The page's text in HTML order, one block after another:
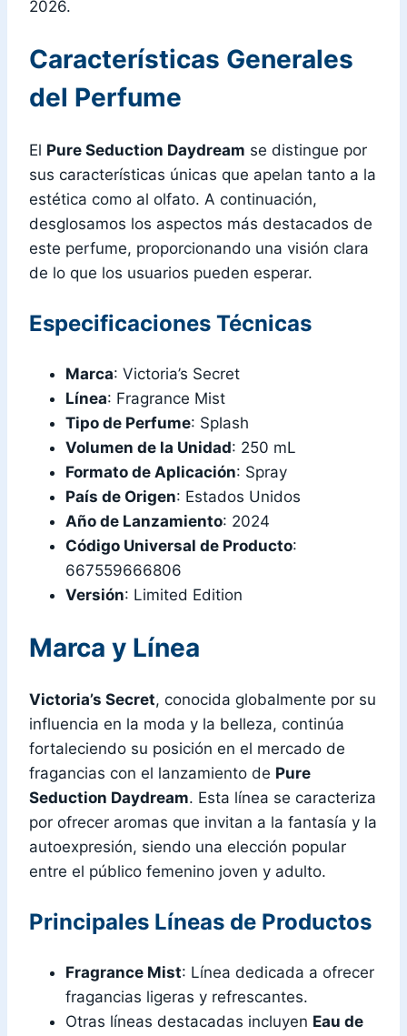
2026.
Características Generales
del Perfume
El Pure Seduction Daydream se distingue por
sus características únicas que apelan tanto a la
estética como al olfato. A continuación,
desglosamos los aspectos más destacados de
este perfume, proporcionando una visión clara
de lo que los usuarios pueden esperar.
Especificaciones Técnicas
Marca: Victoria’s Secret
Línea: Fragrance Mist
Tipo de Perfume: Splash
Volumen de la Unidad: 250 mL
Formato de Aplicación: Spray
País de Origen: Estados Unidos
Año de Lanzamiento: 2024
Código Universal de Producto:
667559666806
Versión: Limited Edition
Marca y Línea
Victoria’s Secret, conocida globalmente por su
influencia en la moda y la belleza, continúa
fortaleciendo su posición en el mercado de
fragancias con el lanzamiento de Pure
Seduction Daydream. Esta línea se caracteriza
por ofrecer aromas que invitan a la fantasía y la
autoexpresión, siendo una elección popular
entre el público femenino joven y adulto.
Principales Líneas de Productos
Fragrance Mist: Línea dedicada a ofrecer
fragancias ligeras y refrescantes.
Otras líneas destacadas incluyen Eau de